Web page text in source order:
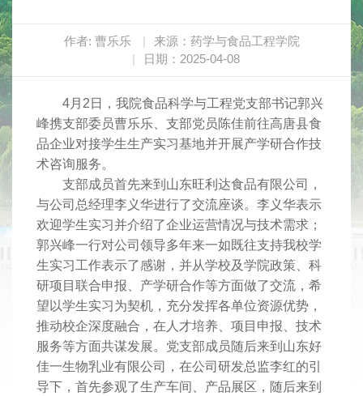
作者: 曹乐乐 |
来源：药学与食品工程学院
|
日期：2025-04-08
4月2日，我院食品科学与工程党支部书记郭兴
峰携支部委员曹乐乐、支部党员陈佳前往高唐县食
品企业对接学生生产实习基地并开展产学研合作技
术咨询服务。
支部成员首先来到山东旺利达食品有限公司，
与公司总经理李义华进行了交流座谈。李义华表示
欢迎学生实习并介绍了企业运营情况与技术需求；
郭兴峰一行对公司领导多年来一如既往支持我校学
生实习工作表示了感谢，并从学校及学院政策、科
研项目联合申报、产学研合作等方面做了交流，希
望以学生实习为契机，充分发挥各单位资源优势，
推动校企深度融合，在人才培养、项目申报、技术
服务等方面共谋发展。党支部成员随后来到山东好
佳一生物乳业有限公司，在公司研发总监李红的引
导下，首先参观了生产车间、产品展区，随后来到